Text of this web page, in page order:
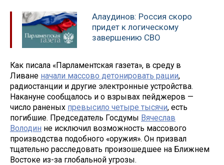
Алаудинов: Россия скоро
придет к логическому
завершению СВО
Как писала «Парламентская газета», в среду в
Ливане начали массово детонировать рации,
радиостанции и другие электронные устройства.
Накануне сообщалось и о взрывах пейджеров —
число раненых превысило четыре тысячи, есть
погибшие. Председатель Госдумы Вячеслав
Володин не исключил возможность массового
производства подобного «оружия». Он призвал
тщательно расследовать произошедшее на Ближнем
Востоке из-за глобальной угрозы.